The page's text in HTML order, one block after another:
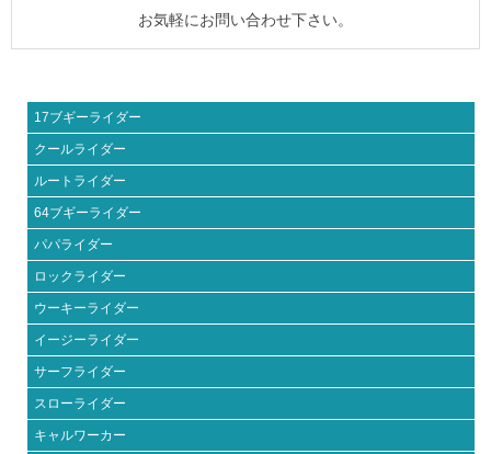
お気軽にお問い合わせ下さい。
17ブギーライダー
クールライダー
ルートライダー
64ブギーライダー
パパライダー
ロックライダー
ウーキーライダー
イージーライダー
サーフライダー
スローライダー
キャルワーカー